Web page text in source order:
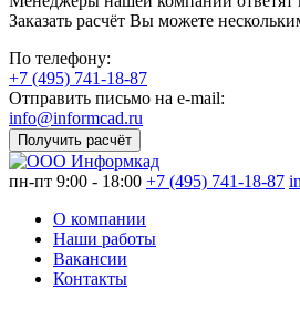
Заказать расчёт Вы можете
По телефону:
+7 (495) 741-18-87
Отправить письмо на e-mail:
info@informcad.ru
Получить расчёт
пн-пт 9:00 - 18:00 +7 (495) 741-18-87
О компании
Наши работы
Вакансии
Контакты